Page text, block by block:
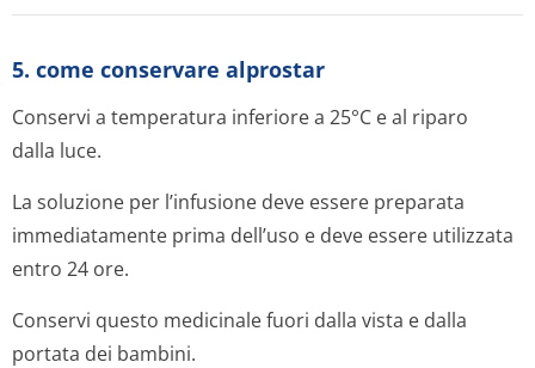
5. come conservare alprostar
Conservi a temperatura inferiore a 25°C e al riparo
dalla luce.
La soluzione per l’infusione deve essere preparata
immediatamente prima dell’uso e deve essere utilizzata
entro 24 ore.
Conservi questo medicinale fuori dalla vista e dalla
portata dei bambini.